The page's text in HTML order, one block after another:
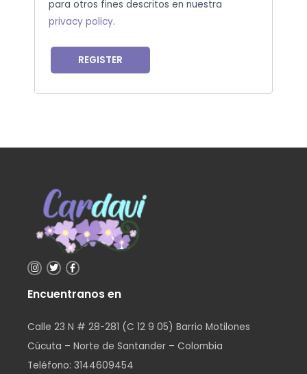
para otros fines descritos en nuestra
privacy policy.
REGISTER
Encuentranos en
Calle 23 N # 28-281 (C 12 9 05) Barrio Motilones
Cúcuta – Norte de Santander – Colombia
Teléfono: 3144609454